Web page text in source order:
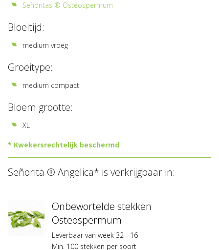
Señoritas ® Osteospermum
Bloeitijd:
medium vroeg
Groeitype:
medium compact
Bloem grootte:
XL
* Kwekersrechtelijk beschermd
soorten
zijn
kwekersrechtelijk
Señorita ® Angelica* is verkrijgbaar in:
Onbewortelde stekken
Osteospermum
Leverbaar van week 32 - 16
Min. 100 stekken per soort